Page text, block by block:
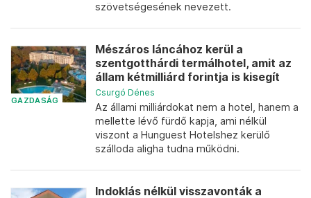
szövetségesének nevezett.
GAZDASÁG
Mészáros láncához kerül a
szentgotthárdi termálhotel, amit az
állam kétmilliárd forintja is kisegít
Csurgó Dénes
Az állami milliárdokat nem a hotel, hanem a
mellette lévő fürdő kapja, ami nélkül
viszont a Hunguest Hotelshez kerülő
szálloda aligha tudna működni.
Indoklás nélkül visszavonták a